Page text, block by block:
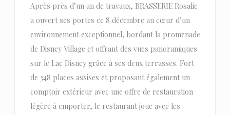
Après près d’un an de travaux, BRASSERIE Rosalie
a ouvert ses portes ce 8 décembre au cœur d’un
environnement exceptionnel, bordant la promenade
de Disney Village et offrant des vues panoramiques
sur le Lac Disney grâce à ses deux terrasses. Fort
de 348 places assises et proposant également un
comptoir extérieur avec une offre de restauration
légère à emporter, le restaurant joue avec les